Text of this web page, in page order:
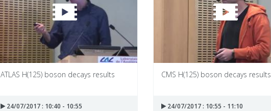
ATLAS H(125) boson decays results
24/07/2017 : 10:40 - 10:55
CMS H(125) boson decays results
24/07/2017 : 10:55 - 11:10